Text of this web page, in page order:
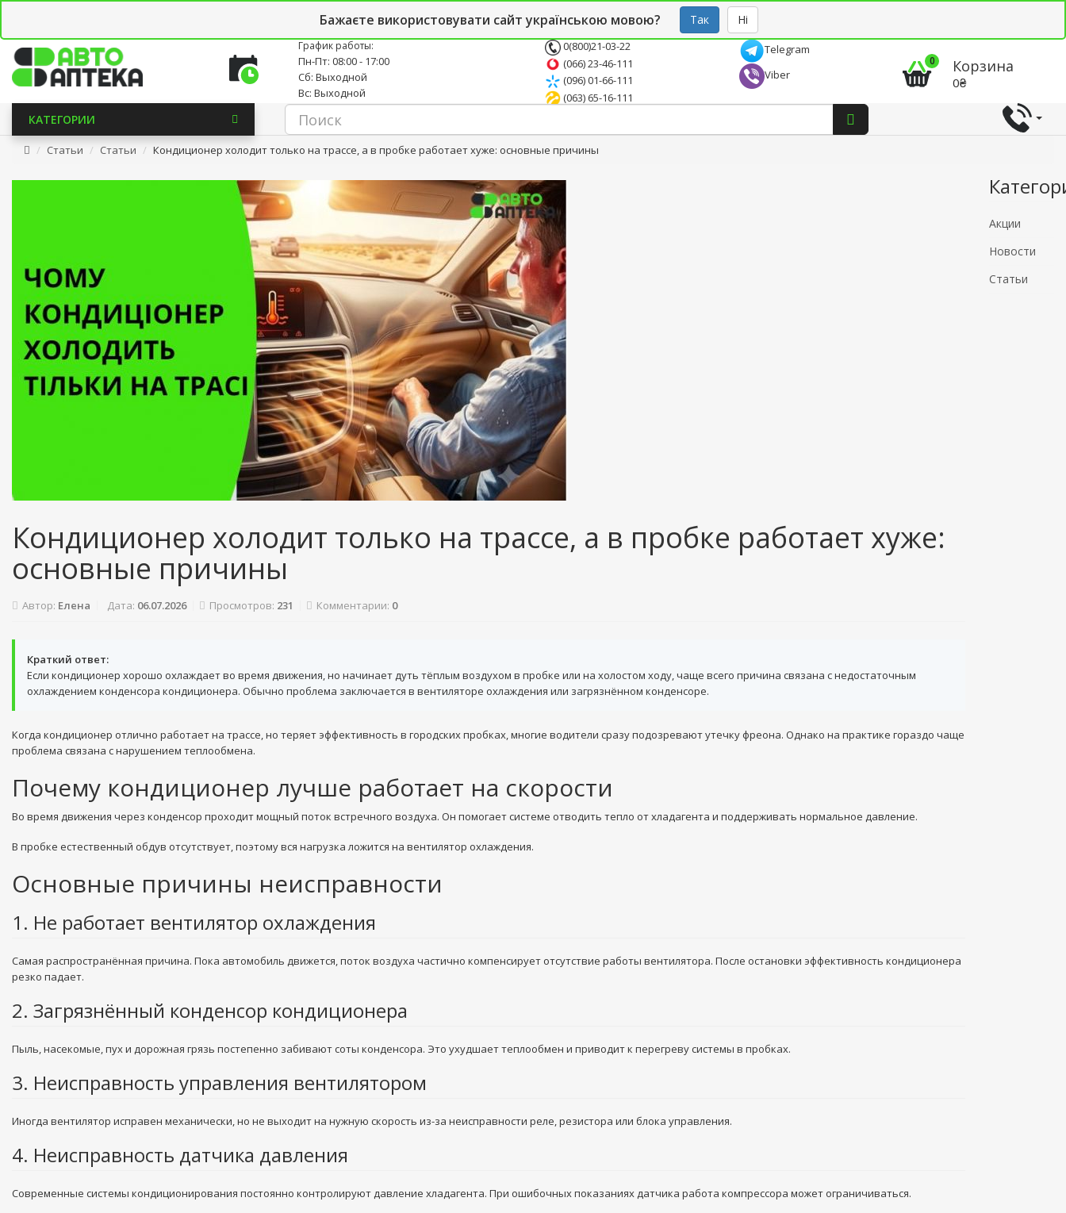
Бажаєте використовувати сайт українською мовою? Так Ні
Новостной блог Опт СТО
График работы:
Пн-Пт: 08:00 - 17:00
Сб: Выходной
Вс: Выходной
0(800)21-03-22
(066) 23-46-111
(096) 01-66-111
(063) 65-16-111
Telegram
Viber
0 Корзина
0₴
КАТЕГОРИИ
Статьи Статьи Кондиционер холодит только на трассе, а в пробке работает хуже: основные причины
Кондиционер холодит только на трассе, а в пробке работает хуже:
основные причины
Автор: Елена Дата: 06.07.2026 Просмотров: 231 Комментарии: 0
Краткий ответ:
Если кондиционер хорошо охлаждает во время движения, но начинает дуть тёплым воздухом в пробке или на холостом ходу, чаще всего причина связана с недостаточным
охлаждением конденсора кондиционера. Обычно проблема заключается в вентиляторе охлаждения или загрязнённом конденсоре.
Когда кондиционер отлично работает на трассе, но теряет эффективность в городских пробках, многие водители сразу подозревают утечку фреона. Однако на практике гораздо чаще
проблема связана с нарушением теплообмена.
Почему кондиционер лучше работает на скорости
Во время движения через конденсор проходит мощный поток встречного воздуха. Он помогает системе отводить тепло от хладагента и поддерживать нормальное давление.
В пробке естественный обдув отсутствует, поэтому вся нагрузка ложится на вентилятор охлаждения.
Основные причины неисправности
1. Не работает вентилятор охлаждения
Самая распространённая причина. Пока автомобиль движется, поток воздуха частично компенсирует отсутствие работы вентилятора. После остановки эффективность кондиционера
резко падает.
2. Загрязнённый конденсор кондиционера
Пыль, насекомые, пух и дорожная грязь постепенно забивают соты конденсора. Это ухудшает теплообмен и приводит к перегреву системы в пробках.
3. Неисправность управления вентилятором
Иногда вентилятор исправен механически, но не выходит на нужную скорость из-за неисправности реле, резистора или блока управления.
4. Неисправность датчика давления
Современные системы кондиционирования постоянно контролируют давление хладагента. При ошибочных показаниях датчика работа компрессора может ограничиваться.
Акции
Новости
Статьи